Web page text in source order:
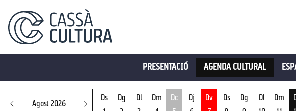
PRESENTACIÓ AGENDA CULTURAL
Agost 2026
Ds
Dg
Dl
Dm
Dc
Dj
Dv
Ds
Dg
Dl
Dm